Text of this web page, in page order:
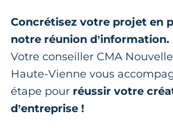
Concrétisez votre projet en
notre réunion d’information.
Votre conseiller CMA
Haute-Vienne vous
étape pour réussir votre
d’entreprise !